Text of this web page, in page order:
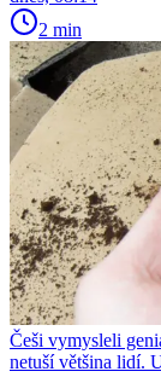
2 min
Češi vymysleli
netuší většina lidí.